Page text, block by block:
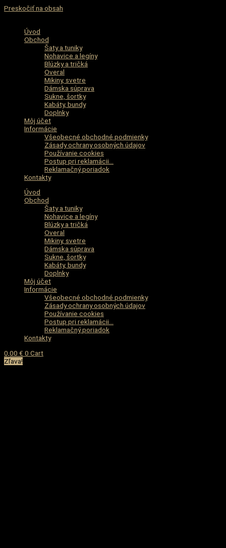
Preskočiť na obsah
Úvod
Obchod
Šaty a tuniky
Nohavice a legíny
Blúzky a tričká
Overal
Mikiny, svetre
Dámska súprava
Sukne, šortky
Kabáty, bundy
Doplnky
Môj účet
Informácie
Všeobecné obchodné podmienky
Zásady ochrany osobných údajov
Používanie cookies
Postup pri reklamácii…
Reklamačný poriadok
Kontakty
Úvod
Obchod
Šaty a tuniky
Nohavice a legíny
Blúzky a tričká
Overal
Mikiny, svetre
Dámska súprava
Sukne, šortky
Kabáty, bundy
Doplnky
Môj účet
Informácie
Všeobecné obchodné podmienky
Zásady ochrany osobných údajov
Používanie cookies
Postup pri reklamácii…
Reklamačný poriadok
Kontakty
0,00 € 0 Cart
Zľava!